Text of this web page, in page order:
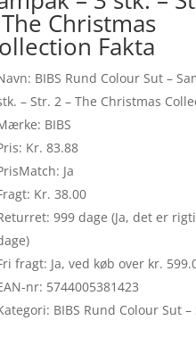
Christmas
Fakta
BIBS Rund Colour Sut –
– Str. 2 – The Christmas
BIBS
Kr. 83.88
Ja
Kr. 38.00
999 dage (Ja, det er
fragt: Ja, ved køb over kr.
nr: 5744005381423
BIBS Rund Colour Sut –